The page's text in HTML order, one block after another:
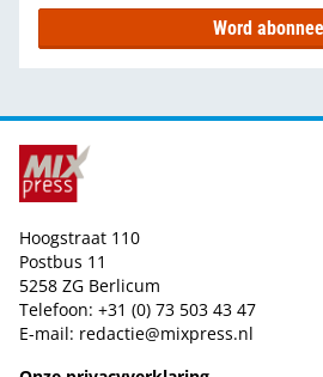
Word abonnee
Hoogstraat 110
Postbus 11
5258 ZG Berlicum
Telefoon: +31 (0) 73 503 43 47
E-mail: redactie@mixpress.nl